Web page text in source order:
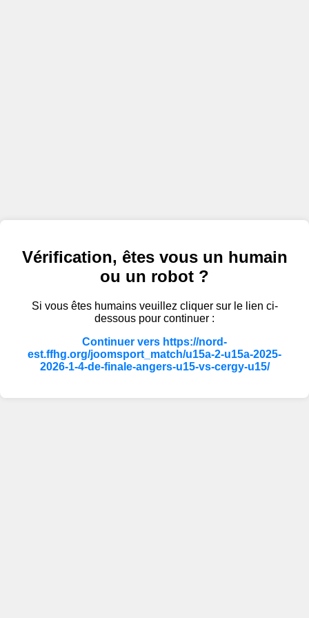
Vérification, êtes vous un humain
ou un robot ?
Si vous êtes humains veuillez cliquer sur le lien ci-
dessous pour continuer :
Continuer vers https://nord-
est.ffhg.org/joomsport_match/u15a-2-u15a-2025-
2026-1-4-de-finale-angers-u15-vs-cergy-u15/